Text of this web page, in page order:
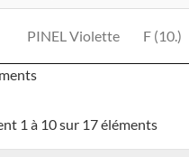
PINEL Violette F (10.)
1 à 10 sur 17 éléments